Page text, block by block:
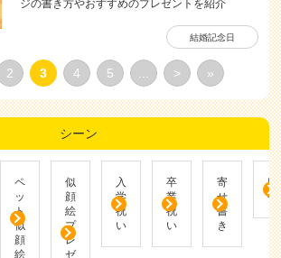
ジの書き方やおすすめのプレゼントを紹介
結婚記念日
2 3 4 5 > »
シーン
ペ
ッ
ト
似
顔
絵
似
顔
絵
プ
レ
ゼ
入
学
祝
い
卒
業
祝
い
寄
せ
書
き
帰
省